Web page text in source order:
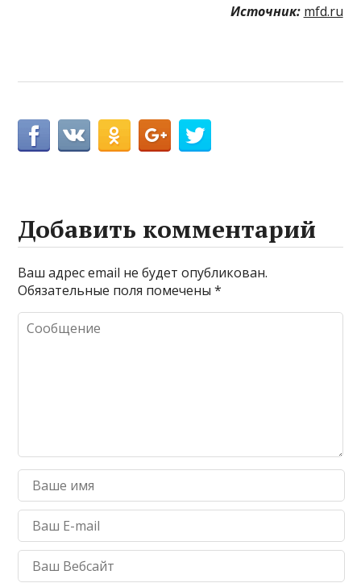
Источник: mfd.ru
Добавить комментарий
Ваш адрес email не будет опубликован.
Обязательные поля помечены*